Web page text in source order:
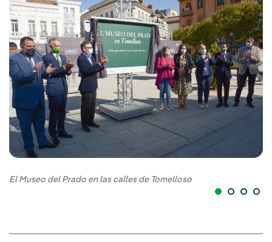
El Museo del Prado en las calles de Tomelloso